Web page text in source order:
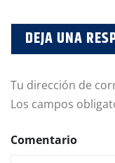
DEJA UNA
Tu dirección de
Los campos
Comentario